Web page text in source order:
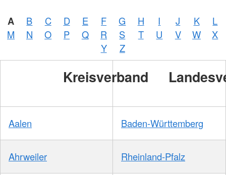
A B C D E F G H I J K
L
M
N O P Q R S T U V W
X
Y
Z
Kreisverband
Aalen Baden-Württemberg
Ahrweiler Rheinland-Pfalz